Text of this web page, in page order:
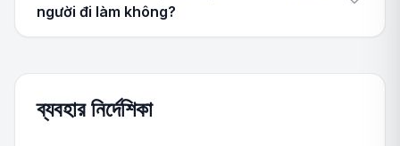
người đi làm không?
ব্যবহার নির্দেশিকা